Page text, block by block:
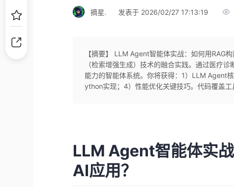
摘星. 发表于 2026/02/27 17:13:19
【摘要】 LLM Agent智能体实战：如何用RAG
（检索增强生成）技术的融合实践。通过医疗
能力的智能体系统。你将获得：1）LLM Agent
ython实现；4）性能优化关键技巧。代码覆盖
LLM Agent智能体实
AI应用？